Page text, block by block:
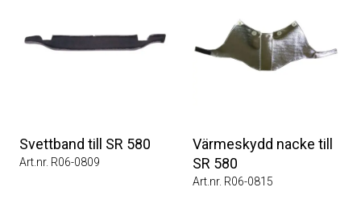
Svettband till SR 580
Art.nr. R06-0809
Värmeskydd nacke till
SR 580
Art.nr. R06-0815